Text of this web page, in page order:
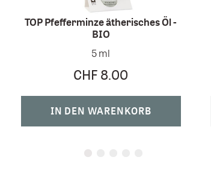
TOP Pfefferminze ätherisches Öl -
BIO
5 ml
CHF 8.00
IN DEN WARENKORB